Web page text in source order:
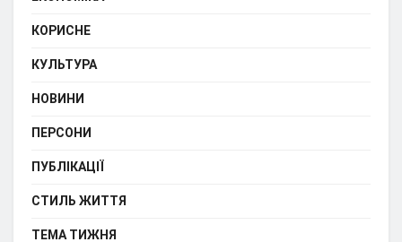
КОРИСНЕ
КУЛЬТУРА
НОВИНИ
ПЕРСОНИ
ПУБЛІКАЦІЇ
СТИЛЬ ЖИТТЯ
ТЕМА ТИЖНЯ